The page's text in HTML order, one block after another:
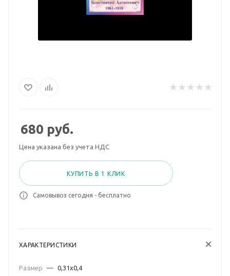
680 руб.
Цена указана без учета НДС
КУПИТЬ В 1 КЛИК
Самовывоз сегодня - бесплатно
ХАРАКТЕРИСТИКИ
Размер — 0,31х0,4